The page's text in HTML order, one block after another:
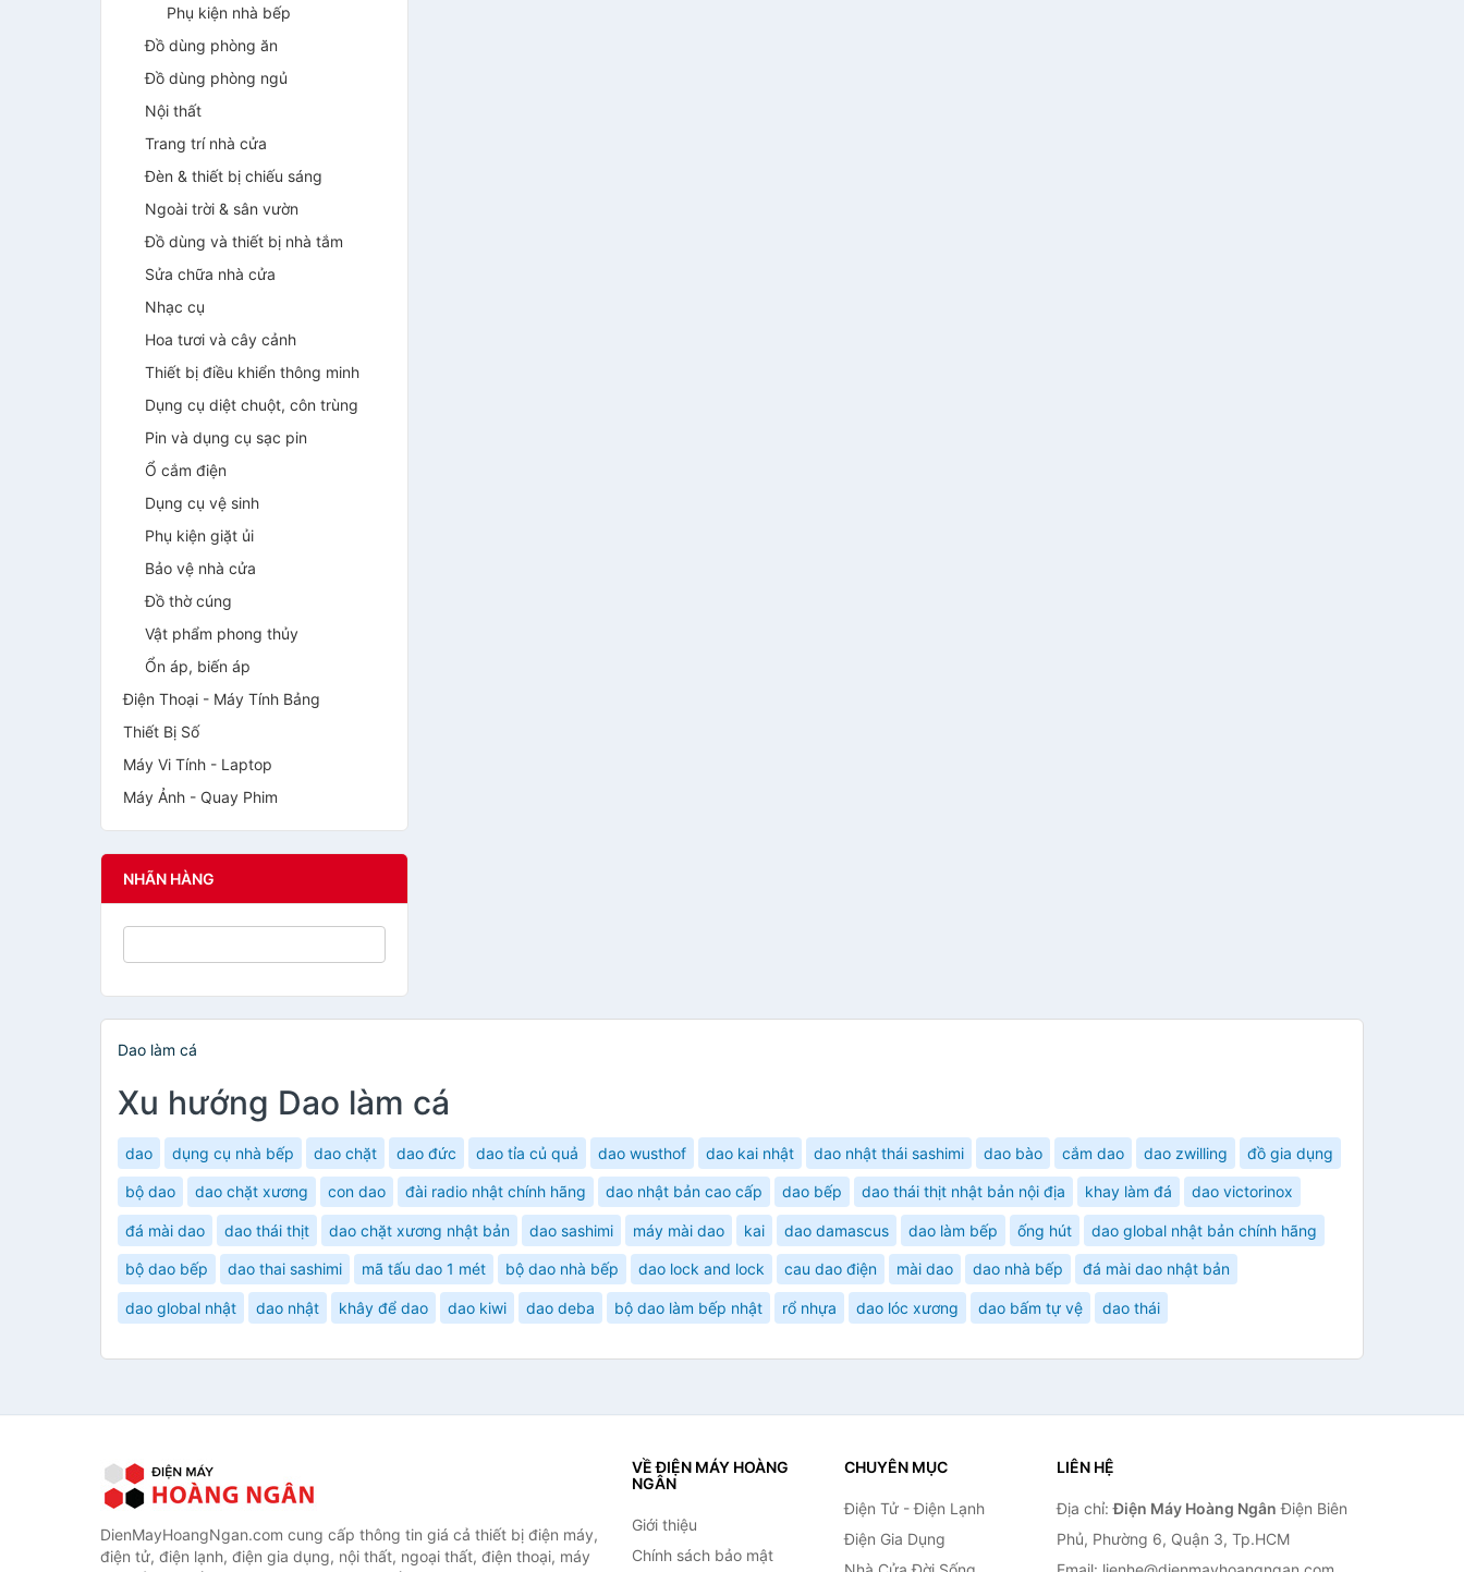
Phụ kiện nhà bếp
Đồ dùng phòng ăn
Đồ dùng phòng ngủ
Nội thất
Trang trí nhà cửa
Đèn & thiết bị chiếu sáng
Ngoài trời & sân vườn
Đồ dùng và thiết bị nhà tắm
Sửa chữa nhà cửa
Nhạc cụ
Hoa tươi và cây cảnh
Thiết bị điều khiển thông minh
Dụng cụ diệt chuột, côn trùng
Pin và dụng cụ sạc pin
Ổ cắm điện
Dụng cụ vệ sinh
Phụ kiện giặt ủi
Bảo vệ nhà cửa
Đồ thờ cúng
Vật phẩm phong thủy
Ổn áp, biến áp
Điện Thoại - Máy Tính Bảng
Thiết Bị Số
Máy Vi Tính - Laptop
Máy Ảnh - Quay Phim
NHÃN HÀNG
Dao làm cá
Xu hướng Dao làm cá
dao dụng cụ nhà bếp dao chặt dao đức dao tỉa củ quả dao wusthof dao kai nhật dao nhật thái sashimi dao bào cắm dao dao zwilling đồ gia dụng
bộ dao dao chặt xương con dao đài radio nhật chính hãng dao nhật bản cao cấp dao bếp dao thái thịt nhật bản nội địa khay làm đá dao victorinox
đá mài dao dao thái thịt dao chặt xương nhật bản dao sashimi máy mài dao kai dao damascus dao làm bếp ống hút dao global nhật bản chính hãng
bộ dao bếp dao thai sashimi mã tấu dao 1 mét bộ dao nhà bếp dao lock and lock cau dao điện mài dao dao nhà bếp đá mài dao nhật bản
dao global nhật dao nhật khây để dao dao kiwi dao deba bộ dao làm bếp nhật rổ nhựa dao lóc xương dao bấm tự vệ dao thái
DienMayHoangNgan.com cung cấp thông tin giá cả thiết bị điện máy,
điện tử, điện lạnh, điện gia dụng, nội thất, ngoại thất, điện thoại, máy
VỀ ĐIỆN MÁY HOÀNG
NGÂN
Giới thiệu
Chính sách bảo mật
CHUYÊN MỤC
Điện Tử - Điện Lạnh
Điện Gia Dụng
LIÊN HỆ
Địa chỉ:Điện Máy Hoàng Ngân Điện Biên
Phủ, Phường 6, Quận 3, Tp.HCM